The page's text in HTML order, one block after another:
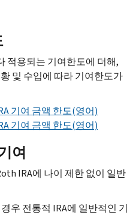
적용되는 기여한도에 더해,
및 수입에 따라 기여한도가
기여 금액 한도(영어)
기여 금액 한도(영어)
여
IRA에 나이 제한 없이 일반
우 전통적 IRA에 일반적인 기